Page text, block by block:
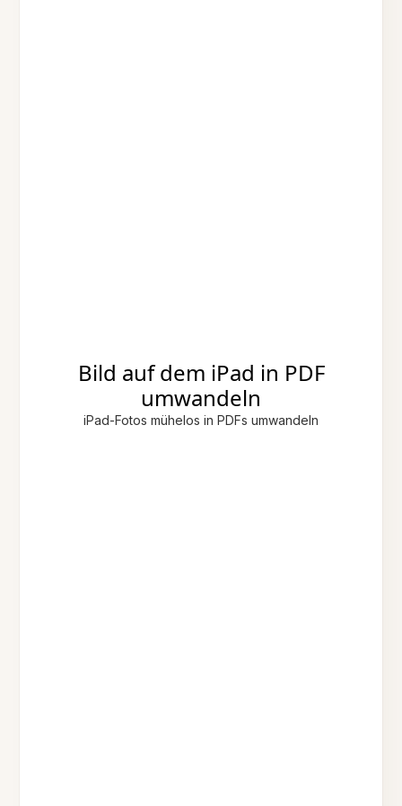
Bild auf dem iPad in PDF
umwandeln
iPad-Fotos mühelos in PDFs umwandeln